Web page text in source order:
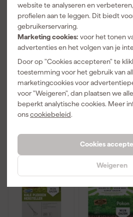
website te analyseren en
profielen aan te leggen. Dit biedt
gebruikerservaring.
Marketing cookies: voor het tonen
advertenties en het volgen van je
Door op "Cookies accepteren" te
toestemming voor het gebruik van
marketingcookies voor
voor "Weigeren", dan plaatsen we
beperkt analytische cookies. Meer
onscookiebeleid.
Cookies
Weigeren
Fiskars 135041
Solid PopUp
Tuinafvalzak -
56L
bezorgd
22,49
incl. BTW
M-Grip
oenen -
Groen/Geel
8/M
bezorgd
1,99